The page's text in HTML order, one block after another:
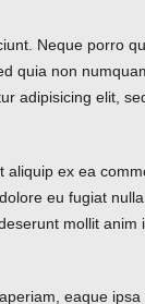
Neque porro
quia non
adipisicing elit,
ex ea
eu fugiat
mollit anim
eaque